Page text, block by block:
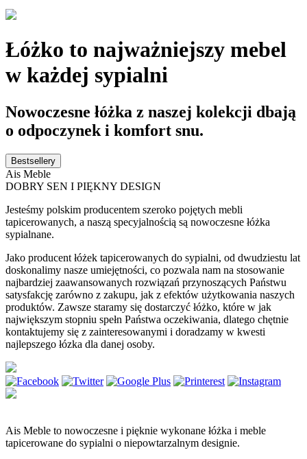
Łóżko to najważniejszy mebel
w każdej sypialni
Nowoczesne łóżka z naszej kolekcji dbają
o odpoczynek i komfort snu.
Bestsellery
Ais Meble
DOBRY SEN I PIĘKNY DESIGN
Jesteśmy polskim producentem szeroko pojętych mebli
tapicerowanych, a naszą specyjalnością są nowoczesne łóżka
sypialnane.
Jako producent łóżek tapicerowanych do sypialni, od dwudziestu lat
doskonalimy nasze umiejętności, co pozwala nam na stosowanie
najbardziej zaawansowanych rozwiązań przynoszących Państwu
satysfakcję zarówno z zakupu, jak z efektów użytkowania naszych
produktów. Zawsze staramy się dostarczyć łóżko, które w jak
największym stopniu spełn Państwa oczekiwania, dlatego chętnie
kontaktujemy się z zainteresowanymi i doradzamy w kwesti
najlepszego łózka dla danej osoby.
Ais Meble to nowoczesne i pięknie wykonane łóżka i meble
tapicerowane do sypialni o niepowtarzalnym designie.